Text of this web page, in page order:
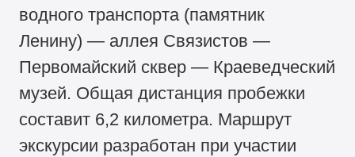
водного транспорта (памятник
Ленину) — аллея Связистов —
Первомайский сквер — Краеведческий
музей. Общая дистанция пробежки
составит 6,2 километра. Маршрут
экскурсии разработан при участии